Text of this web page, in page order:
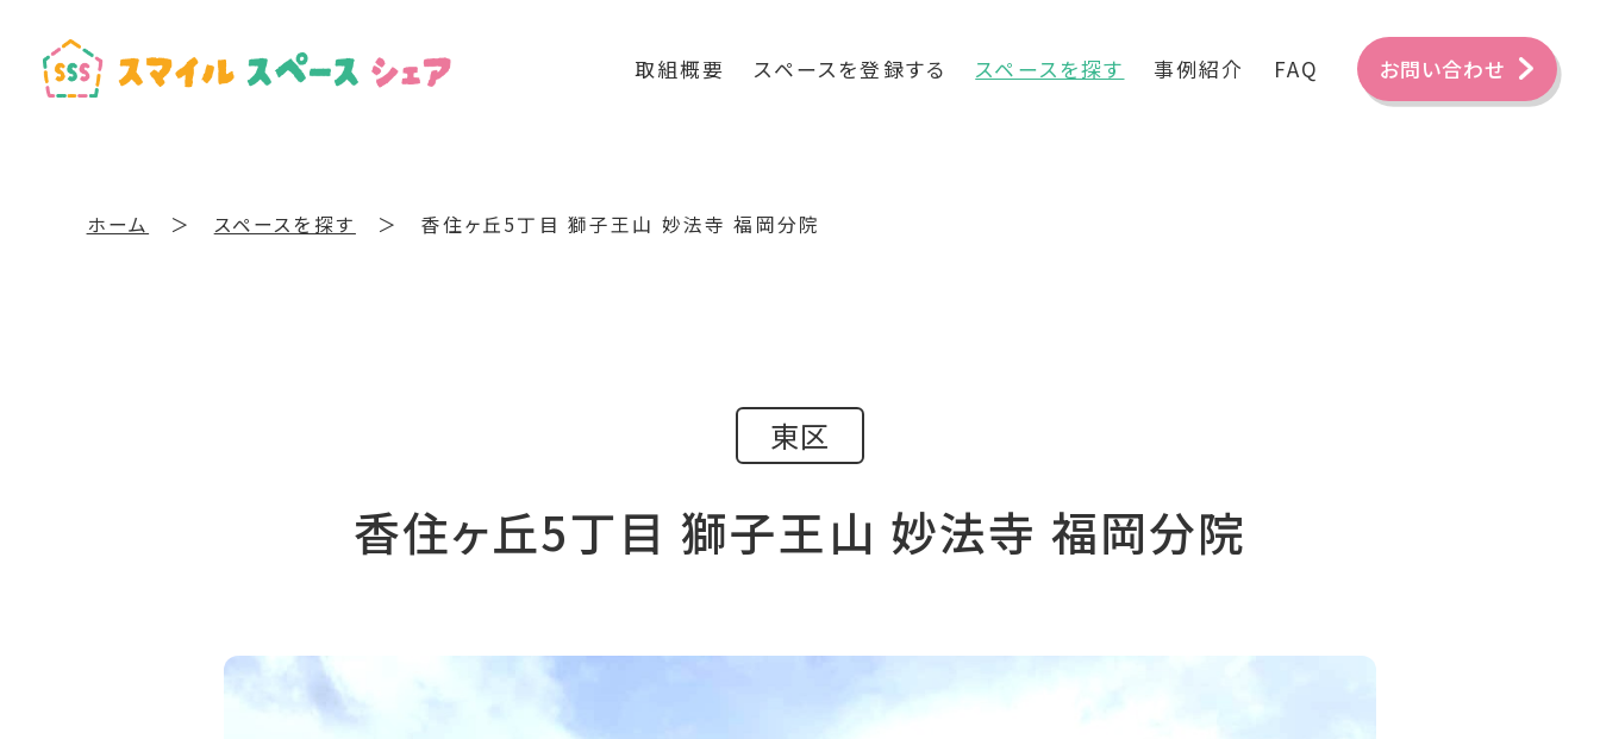
取組概要 スペースを登録する スペースを探す 事例紹介 FAQ お問い合わせ
ホーム ＞ スペースを探す ＞ 香住ヶ丘5丁目 獅子王山 妙法寺 福岡分院
東区
香住ヶ丘5丁目 獅子王山 妙法寺 福岡分院